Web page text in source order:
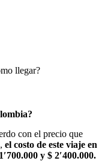
llegar?
con el precio que
el costo de este viaje en
y $ 2′400.000.